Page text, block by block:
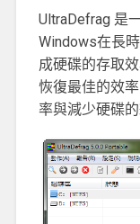
UltraDefrag 是
Windows在長
成硬碟的存取
恢復最佳的效
率與減少硬碟的